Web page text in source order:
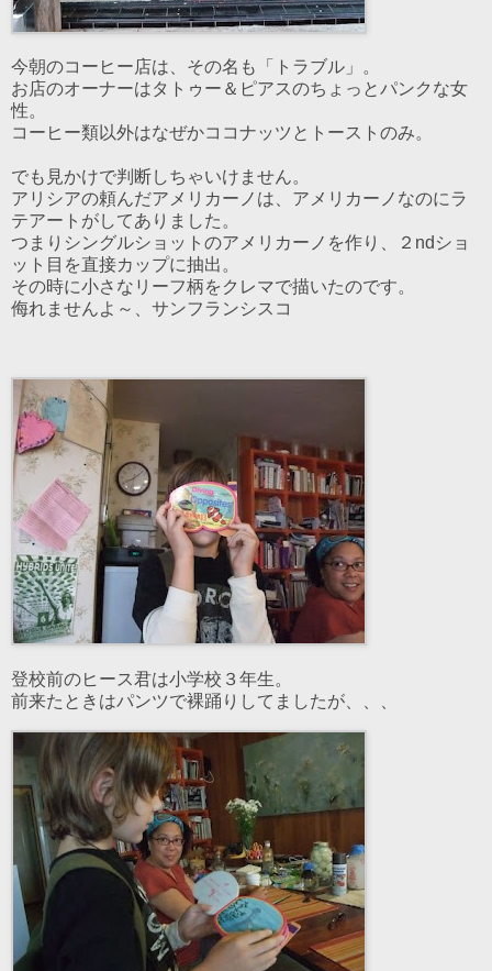
今朝のコーヒー店は、その名も「トラブル」。
お店のオーナーはタトゥー＆ピアスのちょっとパンクな女
性。
コーヒー類以外はなぜかココナッツとトーストのみ。
でも見かけで判断しちゃいけません。
アリシアの頼んだアメリカーノは、アメリカーノなのにラ
テアートがしてありました。
つまりシングルショットのアメリカーノを作り、２ndショ
ット目を直接カップに抽出。
その時に小さなリーフ柄をクレマで描いたのです。
侮れませんよ～、サンフランシスコ
登校前のヒース君は小学校３年生。
前来たときはパンツで裸踊りしてましたが、、、